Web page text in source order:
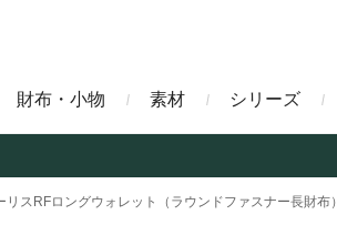
トートバッグ
財布・小物
ミドルウォレット
素材 シリーズ
エレファント
リスRFロングウォレット（ラウンドファスナー長財布）